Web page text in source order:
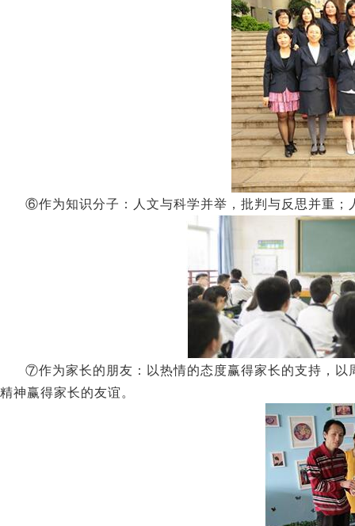
⑥作为知识分子：人文与科学并举，批判与反思并重
⑦作为家长的朋友：以热情的态度赢得家长的支持，
精神赢得家长的友谊。